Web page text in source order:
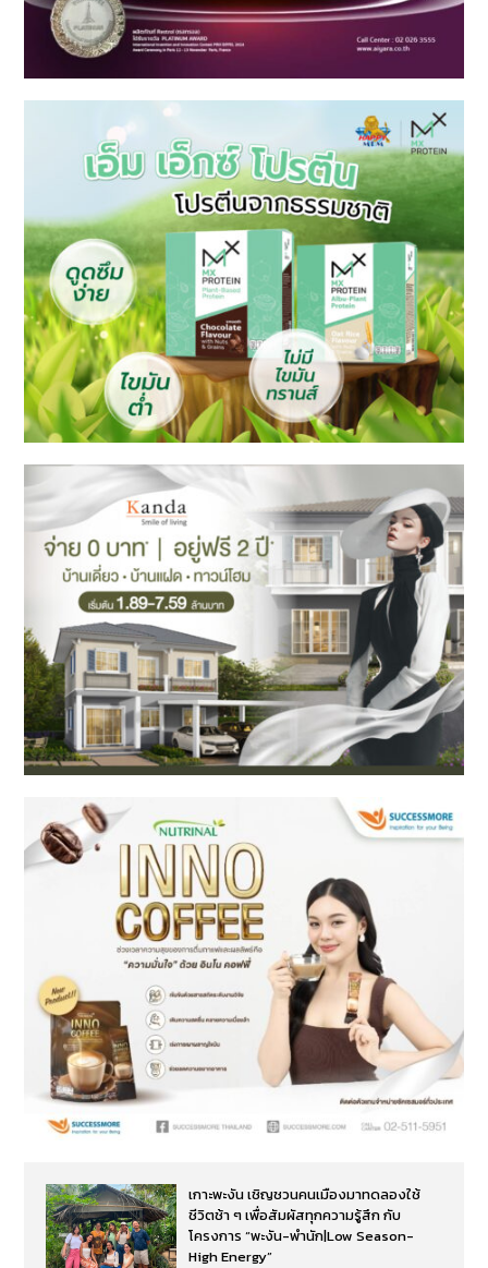
เกาะพะงัน เชิญชวนคนเมืองมาทดลองใช้
ชีวิตช้า ๆ เพื่อสัมผัสทุกความรู้สึก กับ
โครงการ “พะงัน-พำนัก|Low Season-
High Energy”